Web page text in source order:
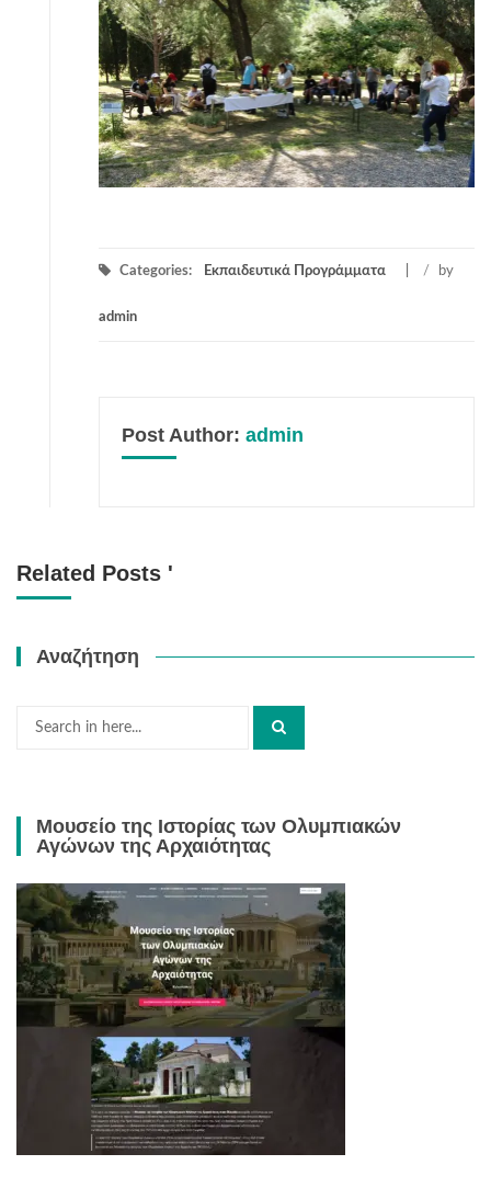
Categories: Εκπαιδευτικά Προγράμματα / by
admin
Post Author: admin
Related Posts '
Αναζήτηση
Μουσείο της Ιστορίας των Ολυμπιακών
Αγώνων της Αρχαιότητας